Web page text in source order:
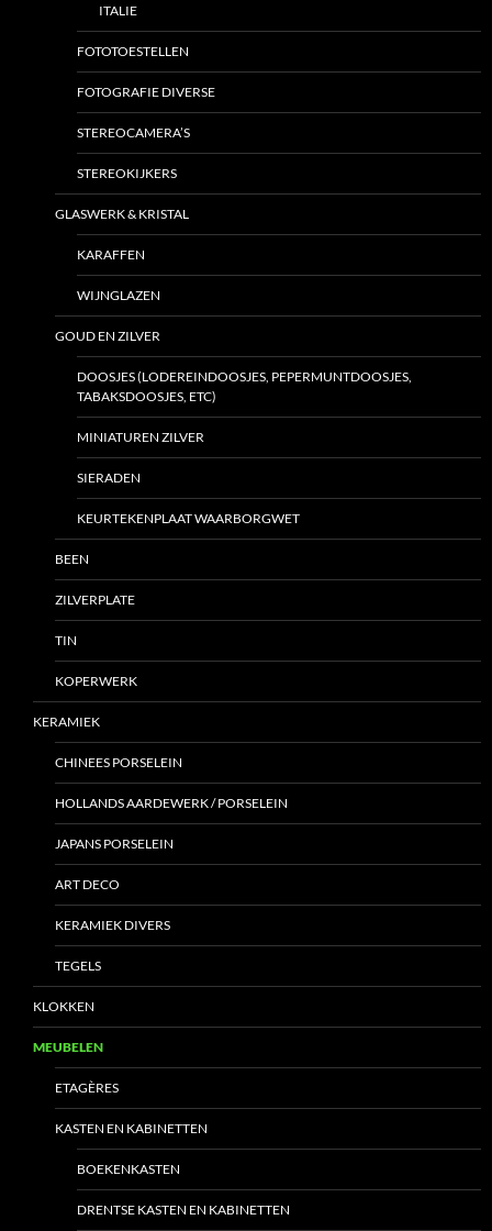
ITALIE
FOTOTOESTELLEN
FOTOGRAFIE DIVERSE
STEREOCAMERA’S
STEREOKIJKERS
GLASWERK & KRISTAL
KARAFFEN
WIJNGLAZEN
GOUD EN ZILVER
DOOSJES (LODEREINDOOSJES, PEPERMUNTDOOSJES,
TABAKSDOOSJES, ETC)
MINIATUREN ZILVER
SIERADEN
KEURTEKENPLAAT WAARBORGWET
BEEN
ZILVERPLATE
TIN
KOPERWERK
KERAMIEK
CHINEES PORSELEIN
HOLLANDS AARDEWERK / PORSELEIN
JAPANS PORSELEIN
ART DECO
KERAMIEK DIVERS
TEGELS
KLOKKEN
MEUBELEN
ETAGÈRES
KASTEN EN KABINETTEN
BOEKENKASTEN
DRENTSE KASTEN EN KABINETTEN